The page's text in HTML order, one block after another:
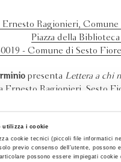
utilizza i cookie
cookie tecnici (piccoli file informatici
previo consenso dell’utente, possono
possono essere impiegati
Ernesto Ragionieri,
Piazza della Biblioteca
- Comune di Sesto
presenta Lettera a chi
Ernesto Ragionieri, Sesto
del Festival La Città dei